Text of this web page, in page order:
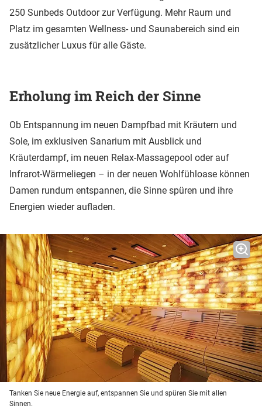
250 Sunbeds Outdoor zur Verfügung. Mehr Raum und
Platz im gesamten Wellness- und Saunabereich sind ein
zusätzlicher Luxus für alle Gäste.
Erholung im Reich der Sinne
Ob Entspannung im neuen Dampfbad mit Kräutern und
Sole, im exklusiven Sanarium mit Ausblick und
Kräuterdampf, im neuen Relax-Massagepool oder auf
Infrarot-Wärmeliegen – in der neuen Wohlfühloase können
Damen rundum entspannen, die Sinne spüren und ihre
Energien wieder aufladen.
Tanken Sie neue Energie auf, entspannen Sie und spüren Sie mit allen
Sinnen.